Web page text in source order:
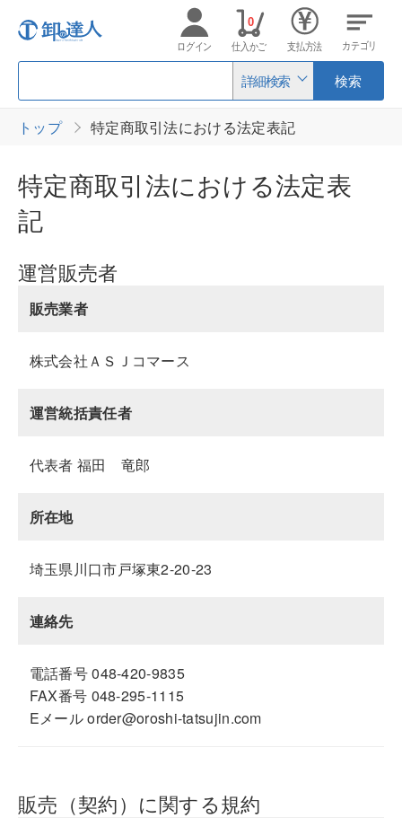
詳細検索 検索
ログイン 仕入かご
0
支払方法 カテゴリ
トップ 特定商取引法における法定表記
特定商取引法における法定表
記
運営販売者
販売業者
株式会社ＡＳＪコマース
運営統括責任者
代表者 福田 竜郎
所在地
埼玉県川口市戸塚東2-20-23
連絡先
電話番号 048-420-9835
FAX番号 048-295-1115
Eメール order@oroshi-tatsujin.com
販売（契約）に関する規約